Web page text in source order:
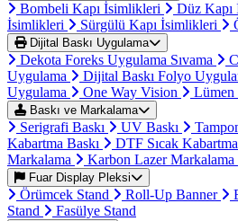
Bombeli Kapı İsimlikleri Düz
İsimlikleri
Sürgülü Kapı İsimlikleri
Dijital Baskı Uygulama
Dekota Foreks Uygulama Sıvama
Uygulama
Dijital Baskı Folyo
Uygulama
One Way Vision Lümen
Baskı ve Markalama
Serigrafi Baskı UV Baskı
Kabartma Baskı
DTF Sıcak
Markalama
Karbon Lazer Markalama
Fuar Display Pleksi
Örümcek Stand Roll-Up Banner
Stand
Fasülye Stand